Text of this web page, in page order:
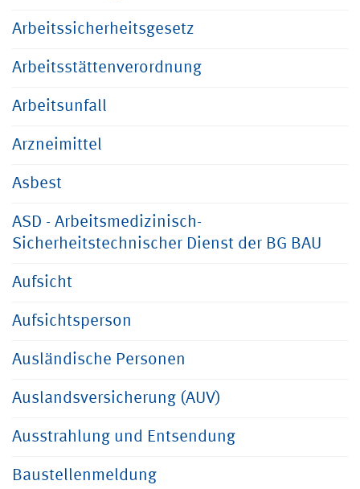
Arbeitssicherheitsgesetz
Arbeitsstättenverordnung
Arbeitsunfall
Arzneimittel
Asbest
ASD - Arbeitsmedizinisch-
Sicherheitstechnischer Dienst der BG BAU
Aufsicht
Aufsichtsperson
Ausländische Personen
Auslandsversicherung (AUV)
Ausstrahlung und Entsendung
Baustellenmeldung